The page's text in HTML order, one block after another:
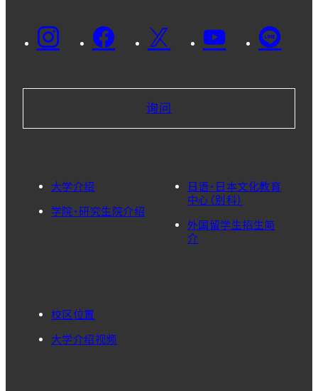
询问
大学介绍
学院・研究生院介绍
日语・日本文化教育
中心（别科）
外国留学生招生简
介
校区位置
大学介绍视频